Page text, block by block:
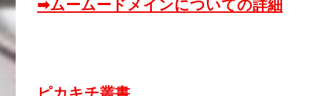
➡ムームードメインについての詳細